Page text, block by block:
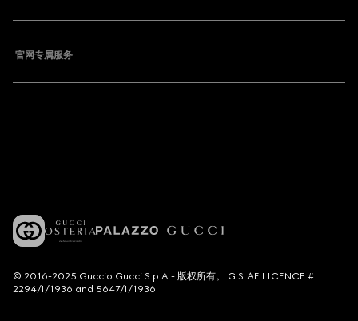
官网专属服务
© 2016-2025 Guccio Gucci S.p.A.- 版权所有。 G SIAE LICENCE #
2294/I/1936 and 5647/I/1936